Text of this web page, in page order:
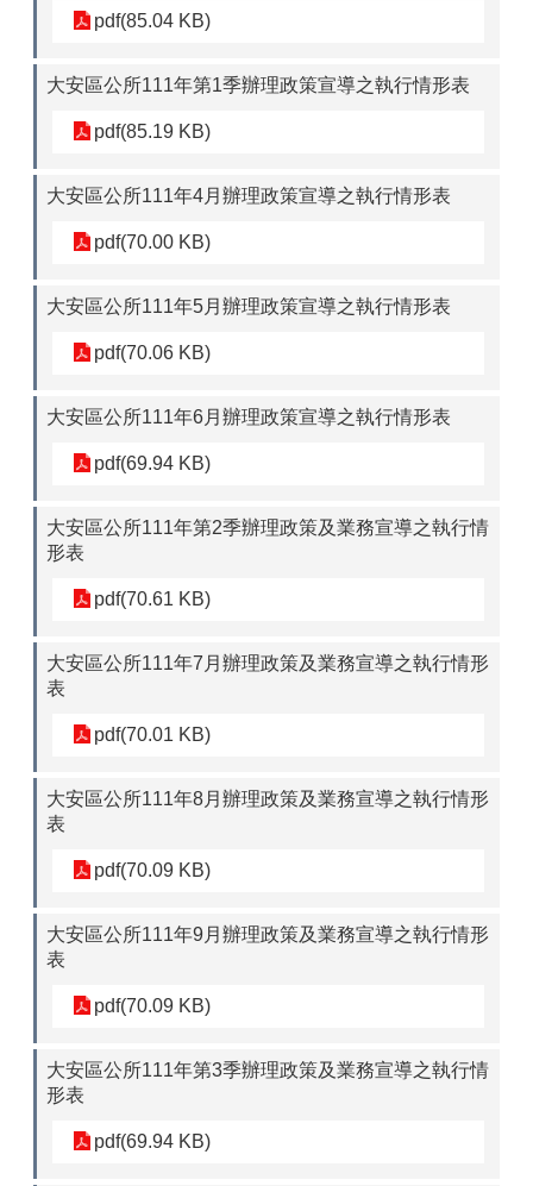
pdf(85.04 KB)
大安區公所111年第1季辦理政策宣導之執行情形表
pdf(85.19 KB)
大安區公所111年4月辦理政策宣導之執行情形表
pdf(70.00 KB)
大安區公所111年5月辦理政策宣導之執行情形表
pdf(70.06 KB)
大安區公所111年6月辦理政策宣導之執行情形表
pdf(69.94 KB)
大安區公所111年第2季辦理政策及業務宣導之執行情
形表
pdf(70.61 KB)
大安區公所111年7月辦理政策及業務宣導之執行情形
表
pdf(70.01 KB)
大安區公所111年8月辦理政策及業務宣導之執行情形
表
pdf(70.09 KB)
大安區公所111年9月辦理政策及業務宣導之執行情形
表
pdf(70.09 KB)
大安區公所111年第3季辦理政策及業務宣導之執行情
形表
pdf(69.94 KB)